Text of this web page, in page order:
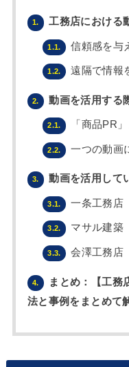
1. 工務店における
1.1. 信頼感を与
1.2. 遠隔で情報
2. 動画を活用する
2.1. 「商品PR
2.2. 一つの動画
3. 動画を活用して
3.1. 一条工務店
3.2. マサル建築
3.3. 会澤工務店
4.
まとめ：【工務
法と事例をまとめて